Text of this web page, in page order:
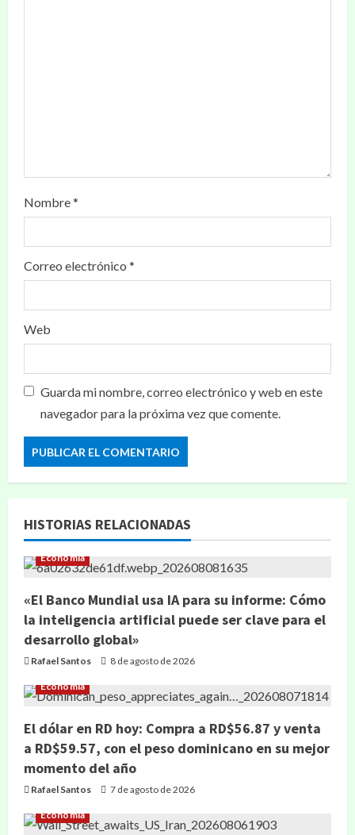
Nombre*
Correo electrónico *
Web
Guarda mi nombre, correo electrónico y web en este
navegador para la próxima vez que comente.
HISTORIAS RELACIONADAS
Economía
«El Banco Mundial usa IA para su informe: Cómo
la inteligencia artificial puede ser clave para el
desarrollo global»
Rafael Santos 8 de agosto de 2026
Economía
El dólar en RD hoy: Compra a RD$56.87 y venta
a RD$59.57, con el peso dominicano en su mejor
momento del año
Rafael Santos 7 de agosto de 2026
Economía